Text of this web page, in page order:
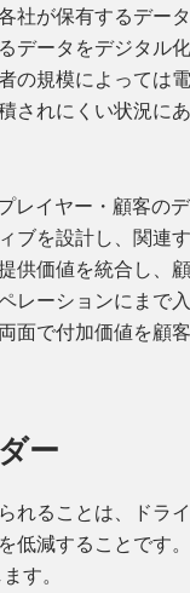
社が保有するデー
データをデジタル
の規模によっては
されにくい状況に
レイヤー・顧客の
ブを設計し、関連
供価値を統合し、
レーションにまで
面で付加価値を顧
ー
れることは、ドラ
低減することです
す。